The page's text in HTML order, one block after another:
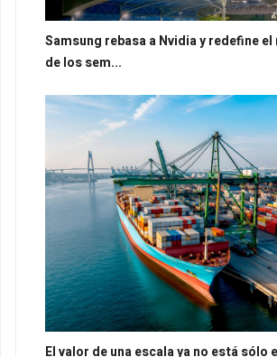
Samsung rebasa a Nvidia y redefine
de los sem...
El valor de una escala ya no está sólo